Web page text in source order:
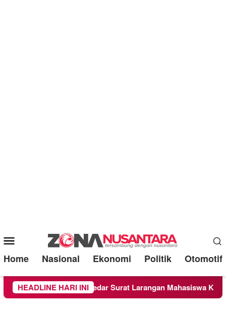
Mobile
Menu
Home Nasional Ekonomi Politik Otomotif
HEADLINE HARI INI
Beredar Surat Larangan Mahasiswa KKN UMM